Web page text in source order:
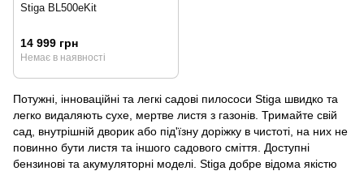
Stiga BL500eKit
14 999 грн
Немає в наявності
Потужні, інноваційні та легкі садові пилососи Stiga швидко та
легко видаляють сухе, мертве листя з газонів. Тримайте свій
сад, внутрішній дворик або під'їзну доріжку в чистоті, на них не
повинно бути листя та іншого садового сміття. Доступні
бензинові та акумуляторні моделі. Stiga добре відома якістю